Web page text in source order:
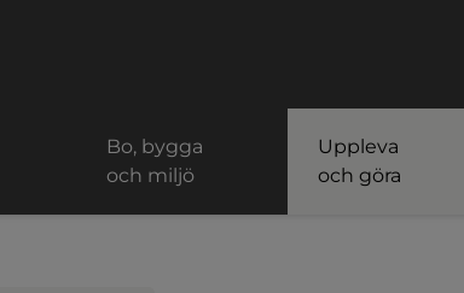
Bo, bygga
och miljö
Uppleva
och göra